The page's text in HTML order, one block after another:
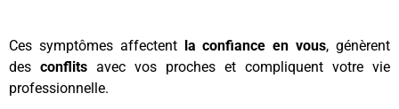
Ces symptômes affectent la confiance en vous, génèrent
des conflits avec vos proches et compliquent votre vie
professionnelle.